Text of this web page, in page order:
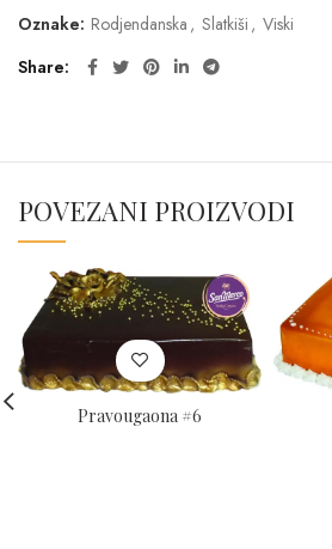
Oznake: Rodjendanska , Slatkiši , Viski
Share
POVEZANI PROIZVODI
Pravougaona #6